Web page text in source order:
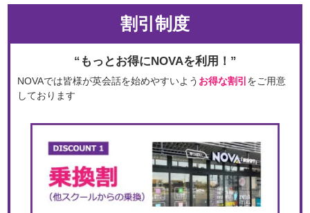
割引制度
“もっとお得にNOVAを利用！”
NOVAでは皆様が英会話を始めやすいよう お得な割引 をご用意
しております